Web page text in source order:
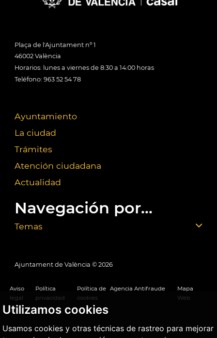
Utilizamos cookies
Usamos cookies y otras técnicas de rastreo para mejorar
Plaça de l'Ajuntament nº 1
46002 València
Horarios: lunes a viernes de 8:30 a 14:00 horas
Teléfono: 963 52 54 78
Ayuntamiento
La ciudad
Trámites
Atención ciudadana
Actualidad
Navegación por...
Temas
Ajuntament de València © 2026
Aviso
legal
Política
privacidad
Política de
cookies
Agencia Antifraude
Mapa
Web